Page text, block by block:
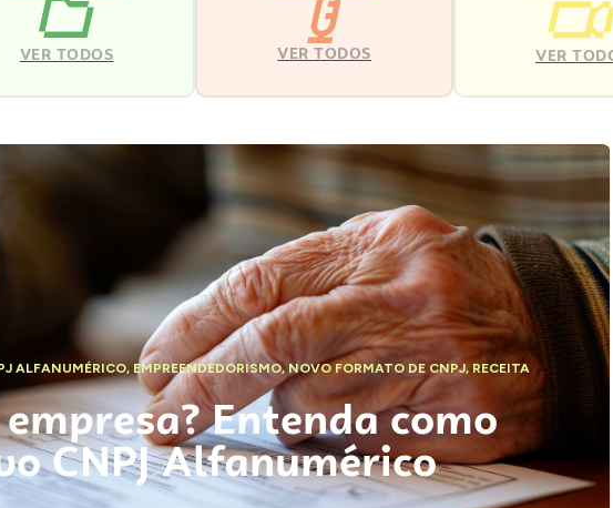
VER TODOS VER TODOS VER
ALFANUMÉRICO, EMPREENDEDORISMO,NOVO FORMATO DE CNPJ,RECEITA
Entenda como
CNPJ Alfanumérico